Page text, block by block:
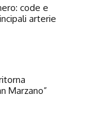
code e
arterie
Marzano”